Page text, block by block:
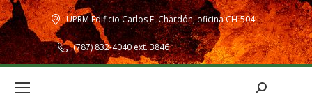
UPRM Edificio Carlos E. Chardón, oficina CH-504
(787) 832-4040 ext. 3846
Search: